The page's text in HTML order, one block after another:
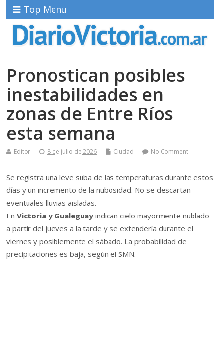
Top Menu
Pronostican posibles
inestabilidades en
zonas de Entre Ríos
esta semana
Editor 8 de julio de 2026 Ciudad No Comment
Se registra una leve suba de las temperaturas durante estos
días y un incremento de la nubosidad. No se descartan
eventuales lluvias aisladas.
EnVictoria y Gualeguay indican cielo mayormente nublado
a partir del jueves a la tarde y se extendería durante el
viernes y posiblemente el sábado. La probabilidad de
precipitaciones es baja, según el SMN.